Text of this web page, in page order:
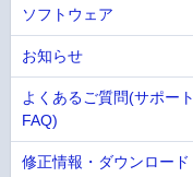
ソフトウェア
お知らせ
よくあるご質問(サポート
FAQ)
修正情報・ダウンロード